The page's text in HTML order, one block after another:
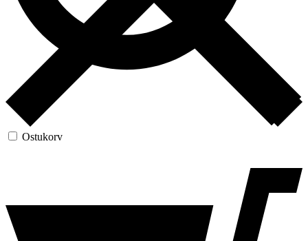
Ostukorv